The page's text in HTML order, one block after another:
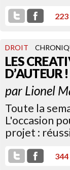
223
DROIT
LES
D’AUTEUR !
par Lionel
Toute la
L'occasion
projet :
344